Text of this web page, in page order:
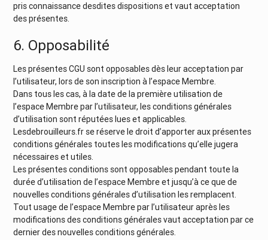
pris connaissance desdites dispositions et vaut acceptation
des présentes.
6. Opposabilité
Les présentes CGU sont opposables dès leur acceptation par
l’utilisateur, lors de son inscription à l’espace Membre.
Dans tous les cas, à la date de la première utilisation de
l’espace Membre par l’utilisateur, les conditions générales
d’utilisation sont réputées lues et applicables.
Lesdebrouilleurs.fr se réserve le droit d’apporter aux présentes
conditions générales toutes les modifications qu’elle jugera
nécessaires et utiles.
Les présentes conditions sont opposables pendant toute la
durée d’utilisation de l’espace Membre et jusqu’à ce que de
nouvelles conditions générales d’utilisation les remplacent.
Tout usage de l’espace Membre par l’utilisateur après les
modifications des conditions générales vaut acceptation par ce
dernier des nouvelles conditions générales.